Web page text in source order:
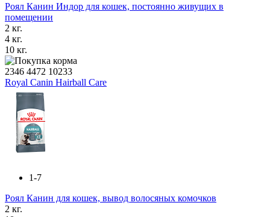
Роял Канин Индор для кошек, постоянно живущих в
помещении
2 кг.
4 кг.
10 кг.
2346 4472 10233
Royal Canin Hairball Care
1-7
Роял Канин для кошек, вывод волосяных комочков
2 кг.